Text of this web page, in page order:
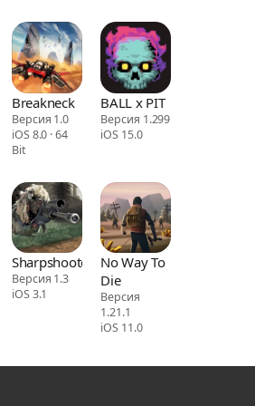
Breakneck
Версия 1.0
iOS 8.0 · 64
Bit
BALL x PIT
Версия 1.299
iOS 15.0
Sharpshooter
Версия 1.3
iOS 3.1
No Way To
Die
Версия
1.21.1
iOS 11.0